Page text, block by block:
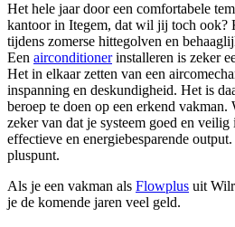
Het hele jaar door een comfortabele
kantoor in Itegem, dat wil jij toch ook?
tijdens zomerse hittegolven en
Een airconditionerinstalleren is zeker
Het in elkaar zetten van een
inspanning en deskundigheid. Het is
beroep te doen op een erkend vakman.
zeker van dat je systeem goed en veilig
effectieve en energiebesparende
pluspunt.
Als je een vakman als Flowplus uit
je de komende jaren veel geld.